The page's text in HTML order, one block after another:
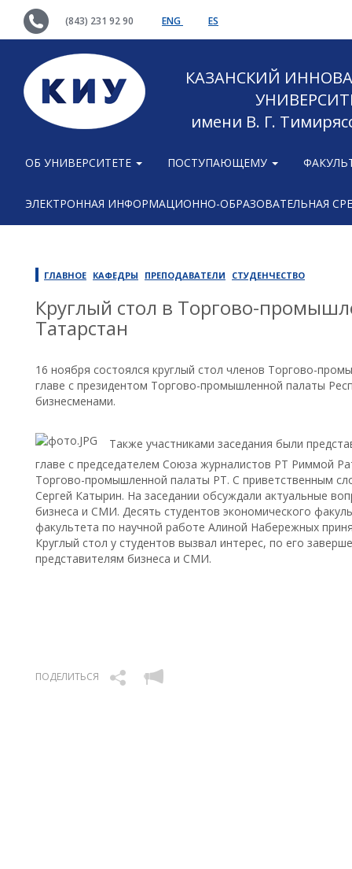
(843) 231 92 90 ENG ES
КАЗАНСКИЙ
имени В. Г.
ОБ УНИВЕРСИТЕТЕ ПОСТУПАЮЩЕМУ
ЭЛЕКТРОННАЯ ИНФОРМАЦИОННО-ОБРАЗОВАТЕЛЬНАЯ
ГЛАВНОЕ КАФЕДРЫ ПРЕПОДАВАТЕЛИ СТУДЕНЧЕСТВО
Круглый стол в Торгово-
Татарстан
16 ноября состоялся круглый стол членов Торгово-
главе с президентом Торгово-промышленной палаты
бизнесменами.
Также участниками заседания были
главе с председателем Союза журналистов РТ Риммой
Торгово-промышленной палаты РТ. С приветственным
Сергей Катырин. На заседании обсуждали актуальные
бизнеса и СМИ. Десять студентов экономического
факультета по научной работе Алиной Набережных
Круглый стол у студентов вызвал интерес, по его
представителям бизнеса и СМИ.
ПОДЕЛИТЬСЯ